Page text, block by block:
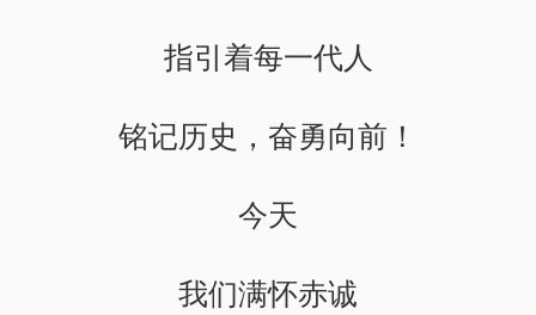
指引着每一代人
铭记历史，奋勇向前！
今天
我们满怀赤诚